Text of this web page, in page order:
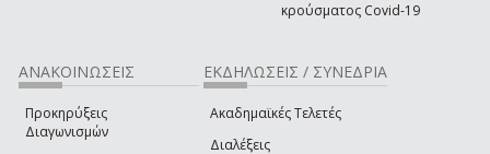
κρούσματος Covid-19
ΑΝΑΚΟΙΝΩΣΕΙΣ
Προκηρύξεις
Διαγωνισμών
ΕΚΔΗΛΩΣΕΙΣ / ΣΥΝΕΔΡΙΑ
Ακαδημαϊκές Τελετές
Διαλέξεις